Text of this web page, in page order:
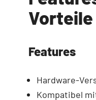
Vorteile
Features
Hardware-
Kompatibel